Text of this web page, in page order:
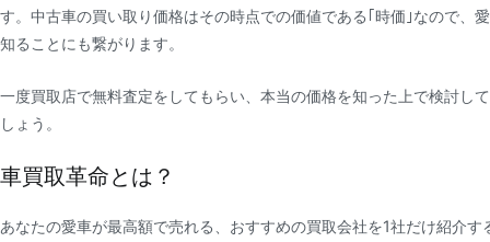
す。中古車の買い取り価格はその時点での価値である｢時価｣なので、
知ることにも繋がります。
一度買取店で無料査定をしてもらい、本当の価格を知った上で検討し
しょう。
車買取革命とは？
あなたの愛車が最高額で売れる、おすすめの買取会社を1社だけ紹介す